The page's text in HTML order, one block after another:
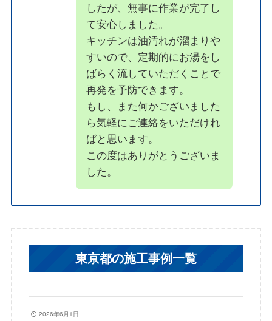
したが、無事に作業が完了し
て安心しました。
キッチンは油汚れが溜まりや
すいので、定期的にお湯をし
ばらく流していただくことで
再発を予防できます。
もし、また何かございました
ら気軽にご連絡をいただけれ
ばと思います。
この度はありがとうございま
した。
東京都の施工事例一覧
2026年6月1日